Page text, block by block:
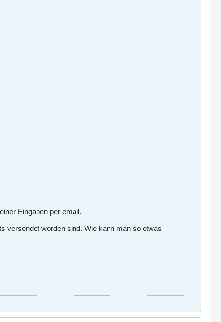
Eingaben per email.
versendet worden sind. Wie kann man so etwas